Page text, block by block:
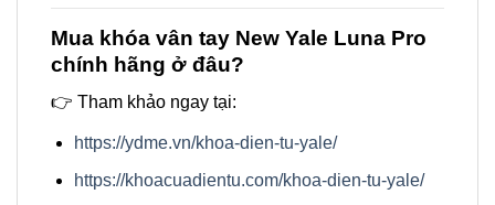
Mua khóa vân tay New Yale Luna Pro
chính hãng ở đâu?
👉 Tham khảo ngay tại:
https://ydme.vn/khoa-dien-tu-yale/
https://khoacuadientu.com/khoa-dien-tu-yale/